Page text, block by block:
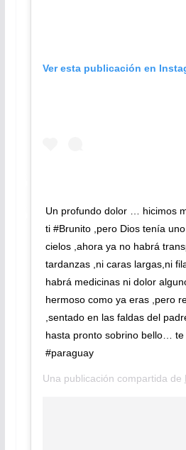
Ver esta publicación en
Un profundo dolor … hicimos
ti #Brunito ,pero Dios tenía
cielos ,ahora ya no habrá
tardanzas ,ni caras largas,ni
habrá medicinas ni dolor
hermoso como ya eras ,pero
,sentado en las faldas del
hasta pronto sobrino bello…
#paraguay
Una publicación compartida de